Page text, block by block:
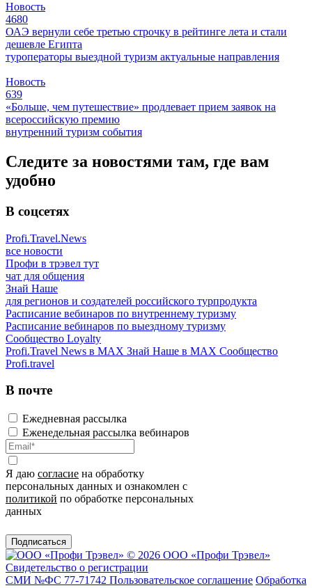
Новость
4680
ОАЭ вернули себе третью строчку в рейтинге лета и стали
дешевле Египта
туроператоры выездной туризм актуальные направления
Новость
639
«Больше, чем путешествие» продлевает прием заявок на
всероссийскую премию
внутренний туризм события
Следите за новостями там, где вам
удобно
В соцсетях
Profi.Travel.News
все новости
Профи в трэвел тут
чат для общения
Знай Наше
для регионов и создателей российского турпродукта
Расписание вебинаров по внутреннему туризму
Расписание вебинаров по выездному туризму
Сообщество Loyalty
Profi.Travel News в MAX Знай Наше в MAX Сообщество
Profi.travel
В почте
Ежедневная рассылка
Еженедельная рассылка вебинаров
Я даю согласие на обработку
персональных данных и ознакомлен с
политикой по обработке персональных
данных
Подписаться
© 2026 ООО «Профи Трэвeл»
Свидетельство о регистрации
СМИ №ФС 77-71742 Пользовательское соглашение Обработка